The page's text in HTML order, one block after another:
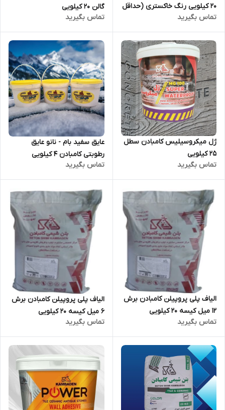
20 کیلویی رنگ خاکستری (حداقل
سفارش 80 عدد)
تماس بگیرید
گالن 20 کیلویی
تماس بگیرید
ژل میکروسیلیس کامبادن سطل
25 کیلویی
تماس بگیرید
عایق سفید بام - نانو عایق
رطوبتی کامبادن 4 کیلویی
تماس بگیرید
الیاف پلی پروپیلن کامبادن برش
12 میل کیسه 20 کیلویی
تماس بگیرید
الیاف پلی پروپیلن کامبادن برش
6 میل کیسه 20 کیلویی
تماس بگیرید